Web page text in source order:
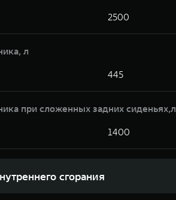
2500
л
445
при сложенных задних сиденьях,л
1400
сгорания